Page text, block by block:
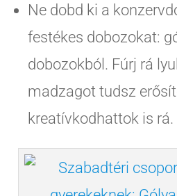
Ne dobd ki a
festékes dobozokat:
dobozokból. Fúrj rá
madzagot tudsz
kreatívkodhattok is rá.